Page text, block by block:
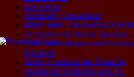
Der Koran
Vokabeln / Vokabular
Materialien zum Arabisch
Arabesken in der dt. Sprache
Internationalismen und
Sprache
Texte in arabischer Sprache
Arabische Software und PC